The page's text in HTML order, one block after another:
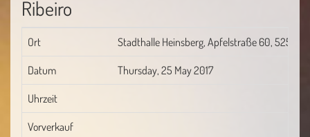
Ribeiro
Ort Stadthalle Heinsberg, Apfelstraße 60, 52525
Datum Thursday, 25 May 2017
Uhrzeit
Vorverkauf